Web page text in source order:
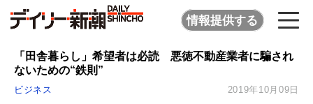
情報提供する
「田舎暮らし」希望者は必読 悪徳不動産業者に騙され
ないための“鉄則”
ビジネス 2019年10月09日